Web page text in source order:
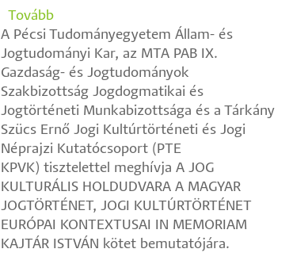
Tovább
A
jog
kulturális
holdudvara,
in
memoriam
Kajtár
István)
A Pécsi Tudományegyetem Állam- és
Jogtudományi Kar, az MTA PAB IX.
Gazdaság- és Jogtudományok
Szakbizottság Jogdogmatikai és
Jogtörténeti Munkabizottsága és a Tárkány
Szücs Ernő Jogi Kultúrtörténeti és Jogi
Néprajzi Kutatócsoport (PTE
KPVK) tisztelettel meghívja A JOG
KULTURÁLIS HOLDUDVARA A MAGYAR
JOGTÖRTÉNET, JOGI KULTÚRTÖRTÉNET
EURÓPAI KONTEXTUSAI IN MEMORIAM
KAJTÁR ISTVÁN kötet bemutatójára.